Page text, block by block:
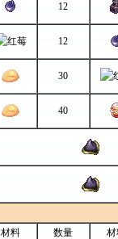
12
12
30
40
材料 数量